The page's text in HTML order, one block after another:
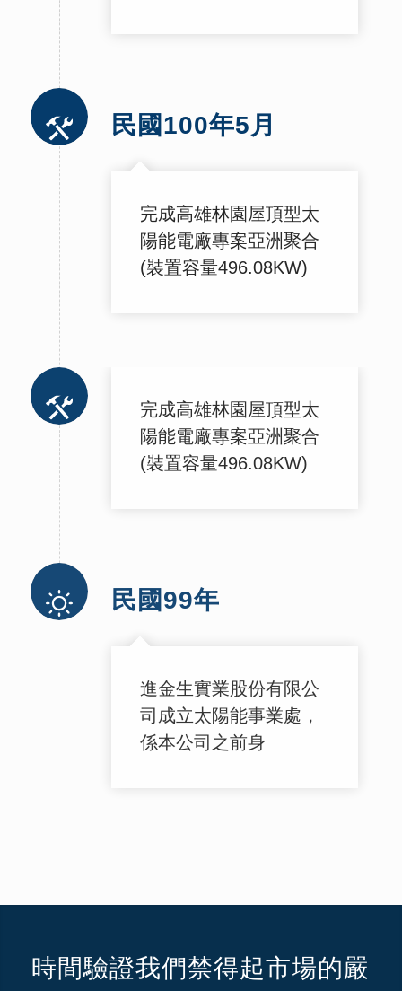
民國100年5月
完成高雄林園屋頂型太
陽能電廠專案亞洲聚合
(裝置容量496.08KW)
完成高雄林園屋頂型太
陽能電廠專案亞洲聚合
(裝置容量496.08KW)
民國99年
進金生實業股份有限公
司成立太陽能事業處，
係本公司之前身
時間驗證我們禁得起市場的嚴